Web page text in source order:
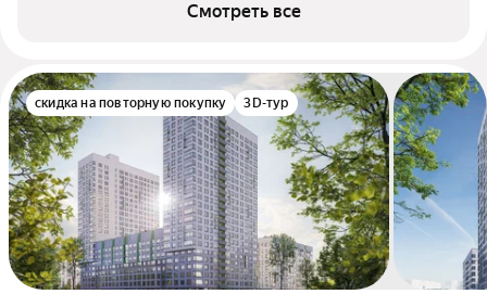
Смотреть все
скидка на повторную покупку 3D-тур